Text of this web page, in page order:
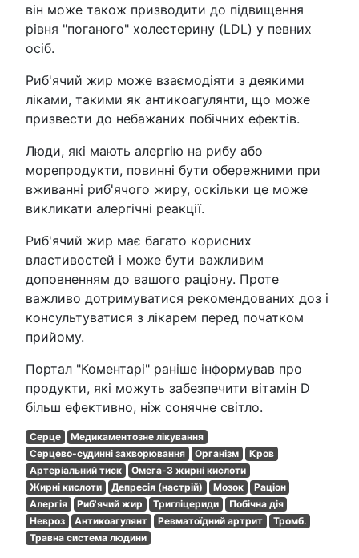
він може також призводити до підвищення
рівня "поганого" холестерину (LDL) у певних
осіб.
Риб'ячий жир може взаємодіяти з деякими
ліками, такими як антикоагулянти, що може
призвести до небажаних побічних ефектів.
Люди, які мають алергію на рибу або
морепродукти, повинні бути обережними при
вживанні риб'ячого жиру, оскільки це може
викликати алергічні реакції.
Риб'ячий жир має багато корисних
властивостей і може бути важливим
доповненням до вашого раціону. Проте
важливо дотримуватися рекомендованих доз і
консультуватися з лікарем перед початком
прийому.
Портал "Коментарі" раніше інформував про
продукти, які можуть забезпечити вітамін D
більш ефективно, ніж сонячне світло.
Серце
Медикаментозне лікування
Серцево-судинні захворювання
Організм
Кров
Артеріальний тиск
Омега-3 жирні кислоти
Жирні кислоти
Депресія (настрій) Мозок
Раціон
Алергія
Риб'ячий жир Тригліцериди
Побічна дія
Невроз
Антикоагулянт Ревматоїдний артрит
Тромб.
Травна система людини